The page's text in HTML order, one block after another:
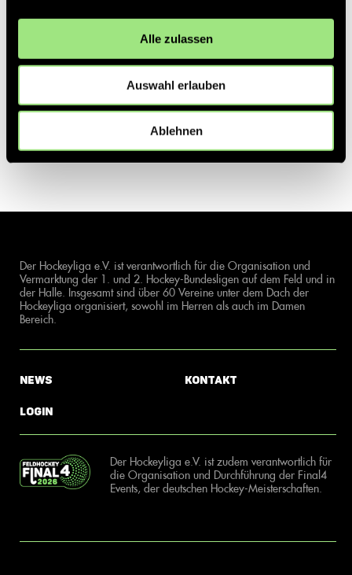
Alle zulassen
Auswahl erlauben
Ablehnen
Der Hockeyliga e.V. ist verantwortlich für die Organisation und
Vermarktung der 1. und 2. Hockey-Bundesligen auf dem Feld und in
der Halle. Insgesamt sind über 60 Vereine unter dem Dach der
Hockeyliga organisiert, sowohl im Herren als auch im Damen
Bereich.
News
Login
Kontakt
Der Hockeyliga e.V. ist zudem verantwortlich für
die Organisation und Durchführung der Final4
Events, der deutschen Hockey-Meisterschaften.